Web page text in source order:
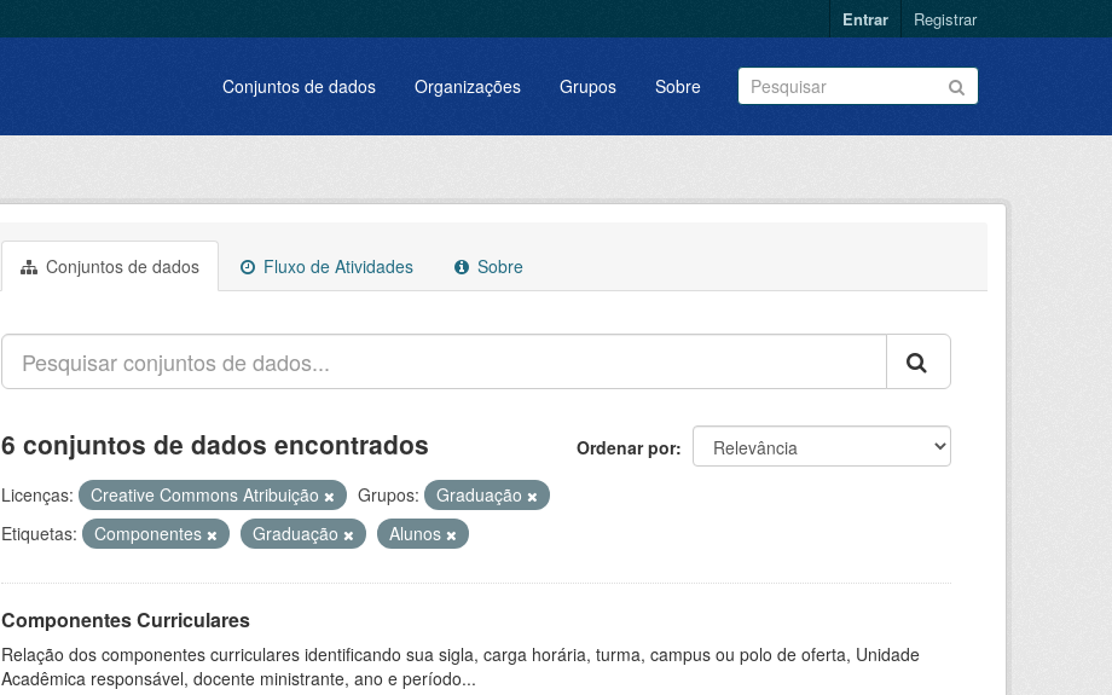
Entrar Registrar
Conjuntos de dados Organizações Grupos Sobre
Conjuntos de dados Fluxo de Atividades Sobre
Ordenar por
6 conjuntos de dados encontrados
Licenças: Creative Commons Atribuição Grupos:
Graduação
Etiquetas:
Componentes Graduação Alunos
Componentes Curriculares
Relação dos componentes curriculares identificando sua sigla, carga horária, turma, campus ou polo de oferta, Unidade
Acadêmica responsável, docente ministrante, ano e período...